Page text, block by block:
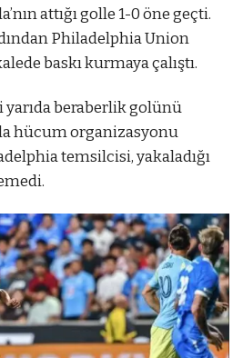
attığı golle 1-0 öne geçti.
Philadelphia Union
baskı kurmaya çalıştı.
beraberlik golünü
hücum organizasyonu
temsilcisi, yakaladığı